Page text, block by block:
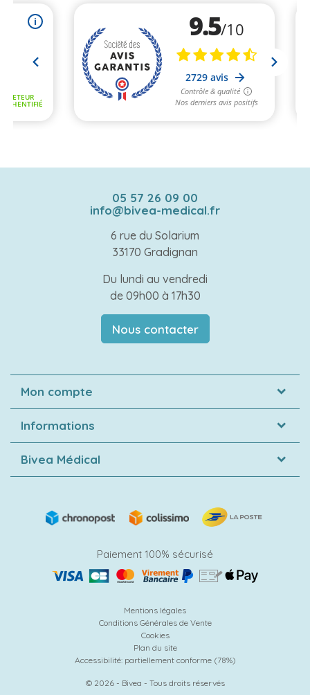
05 57 26 09 00
info@bivea-medical.fr
6 rue du Solarium
33170 Gradignan
Du lundi au vendredi
de 09h00 à 17h30
Nous contacter
Mon compte
Informations
Bivea Médical
Paiement 100% sécurisé
Mentions légales
Conditions Générales de Vente
Cookies
Plan du site
Accessibilité: partiellement conforme (78%)
© 2026 - Bivea - Tous droits réservés